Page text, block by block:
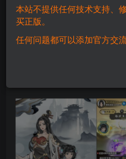
此处内容
本站不提供任何技术支持、
买正版。
任何问题都可以添加官方交